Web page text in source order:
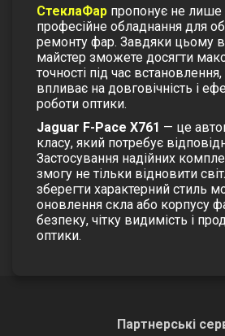
СтеклаФар пропонує не лише
професійне обладнання для
ремонту фар. Завдяки цьому
майстер зможете досягти
точності під час
впливає на довговічність і
роботи оптики.
Jaguar F-Pace X761 — це
класу, який потребує
Застосування надійних
змогу не тільки відновити
зберегти характерний стиль
оновлення скла або корпусу
безпеку, чітку видимість і
оптики.
Партнерські